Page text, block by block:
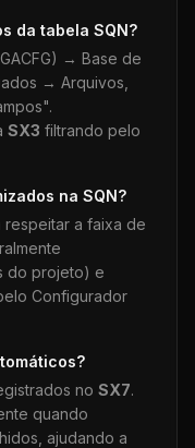
da tabela SQN?
→ Base de
→ Arquivos,
SX3 filtrando pelo
na SQN?
respeitar a faixa de
do projeto) e
Configurador
no SX7.
quando
ajudando a